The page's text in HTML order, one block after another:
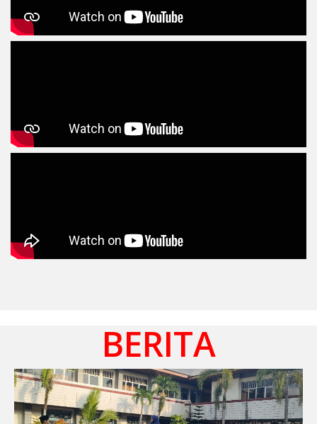
BERITA